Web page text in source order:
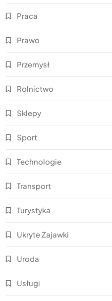
Praca
Prawo
Przemysł
Rolnictwo
Sklepy
Sport
Technologie
Transport
Turystyka
Ukryte Zajawki
Uroda
Usługi